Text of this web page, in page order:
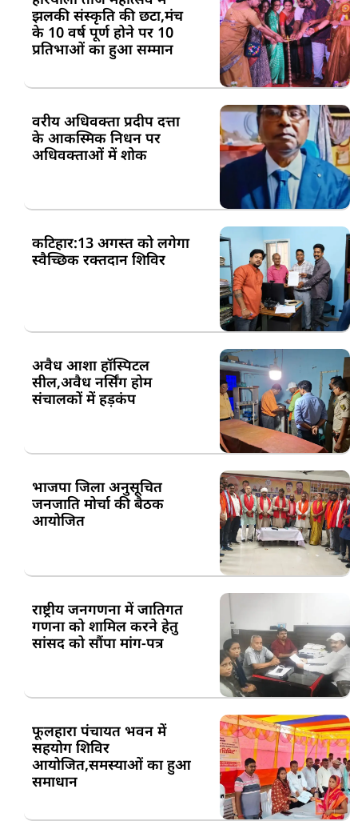
झलकी संस्कृति की छटा,मंच
के 10 वर्ष पूर्ण होने पर 10
प्रतिभाओं का हुआ सम्मान
वरीय अधिवक्ता प्रदीप दत्ता
के आकस्मिक निधन पर
अधिवक्ताओं में शोक
कटिहार:13 अगस्त को लगेगा
स्वैच्छिक रक्तदान शिविर
अवैध आशा हॉस्पिटल
सील,अवैध नर्सिंग होम
संचालकों में हड़कंप
भाजपा जिला अनुसूचित
जनजाति मोर्चा की बैठक
आयोजित
राष्ट्रीय जनगणना में जातिगत
गणना को शामिल करने हेतु
सांसद को सौंपा मांग-पत्र
फूलहारा पंचायत भवन में
सहयोग शिविर
आयोजित,समस्याओं का हुआ
समाधान